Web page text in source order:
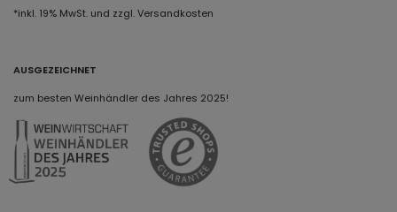
*inkl. 19% MwSt. und zzgl. Versandkosten
AUSGEZEICHNET
zum besten Weinhändler des Jahres 2025!